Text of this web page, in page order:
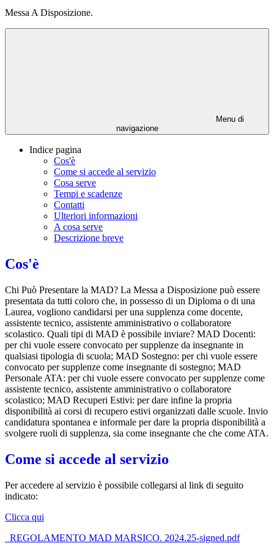
Messa A Disposizione.
Menu di
navigazione
Indice pagina
Cos'è
Come si accede al servizio
Cosa serve
Tempi e scadenze
Contatti
Ulteriori informazioni
A cosa serve
Descrizione breve
Cos'è
Chi Può Presentare la MAD? La Messa a Disposizione può essere
presentata da tutti coloro che, in possesso di un Diploma o di una
Laurea, vogliono candidarsi per una supplenza come docente,
assistente tecnico, assistente amministrativo o collaboratore
scolastico. Quali tipi di MAD è possibile inviare? MAD Docenti:
per chi vuole essere convocato per supplenze da insegnante in
qualsiasi tipologia di scuola; MAD Sostegno: per chi vuole essere
convocato per supplenze come insegnante di sostegno; MAD
Personale ATA: per chi vuole essere convocato per supplenze come
assistente tecnico, assistente amministrativo o collaboratore
scolastico; MAD Recuperi Estivi: per dare infine la propria
disponibilità ai corsi di recupero estivi organizzati dalle scuole. Invio
candidatura spontanea e informale per dare la propria disponibilità a
svolgere ruoli di supplenza, sia come insegnante che che come ATA.
Come si accede al servizio
Per accedere al servizio è possibile collegarsi al link di seguito
indicato:
Clicca qui
_REGOLAMENTO MAD MARSICO. 2024.25-signed.pdf